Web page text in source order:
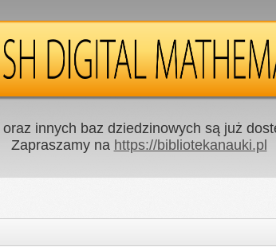
innych baz dziedzinowych są już
Zapraszamy na https://bibliotekanauki.pl